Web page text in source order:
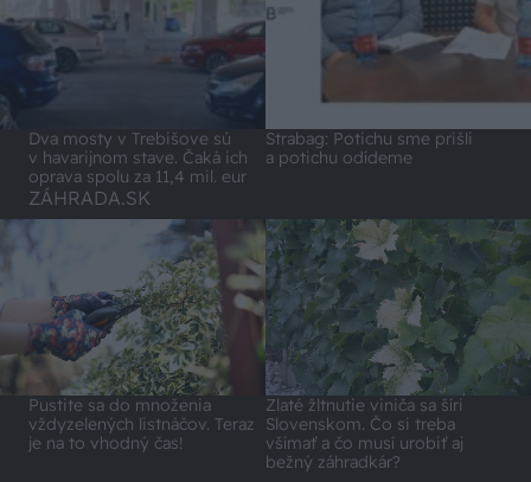
Dva mosty v Trebišove sú
v havarijnom stave. Čaká ich
oprava spolu za 11,4 mil. eur
Strabag: Potichu sme prišli
a potichu odídeme
ZÁHRADA.SK
Pustite sa do množenia
vždyzelených listnáčov. Teraz
je na to vhodný čas!
Zlaté žltnutie viniča sa šíri
Slovenskom. Čo si treba
všímať a čo musí urobiť aj
bežný záhradkár?